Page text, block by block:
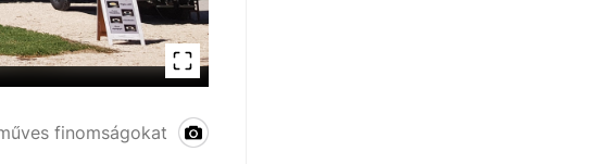
finomságokat